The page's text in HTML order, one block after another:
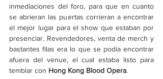
inmediaciones del foro, para que en cuanto
se abrieran las puertas corrieran a encontrar
el mejor lugar para el show que estaban por
presenciar. Revendedores, venta de merch y
bastantes filas era lo que se podía encontrar
afuera del venue, el cual estaba listo para
temblar con Hong Kong Blood Opera.